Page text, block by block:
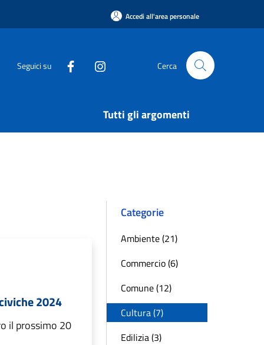
Accedi all'area personale
Seguici su Cerca
Tutti gli argomenti
2024
il prossimo 20
Categorie
Ambiente (21)
Commercio (6)
Comune (12)
Cultura (7)
Edilizia (3)